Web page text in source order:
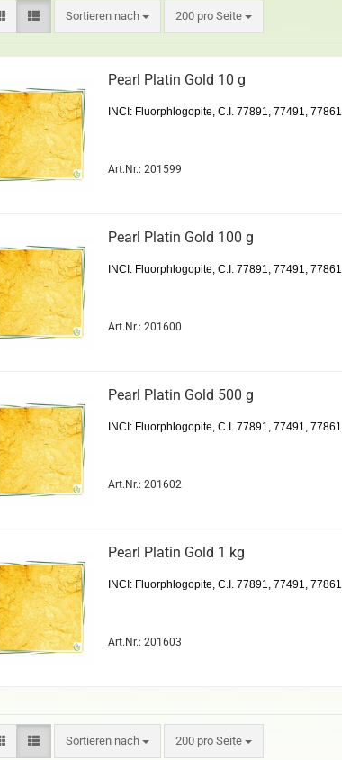
Sortieren nach 200 pro Seite
Pearl Platin Gold 10 g
INCI: Fluorphlogopite, C.I. 77891, 77491, 77861
Art.Nr.: 201599
Pearl Platin Gold 100 g
INCI: Fluorphlogopite, C.I. 77891, 77491, 77861
Art.Nr.: 201600
Pearl Platin Gold 500 g
INCI: Fluorphlogopite, C.I. 77891, 77491, 77861
Art.Nr.: 201602
Pearl Platin Gold 1 kg
INCI: Fluorphlogopite, C.I. 77891, 77491, 77861
Art.Nr.: 201603
Sortieren nach 200 pro Seite